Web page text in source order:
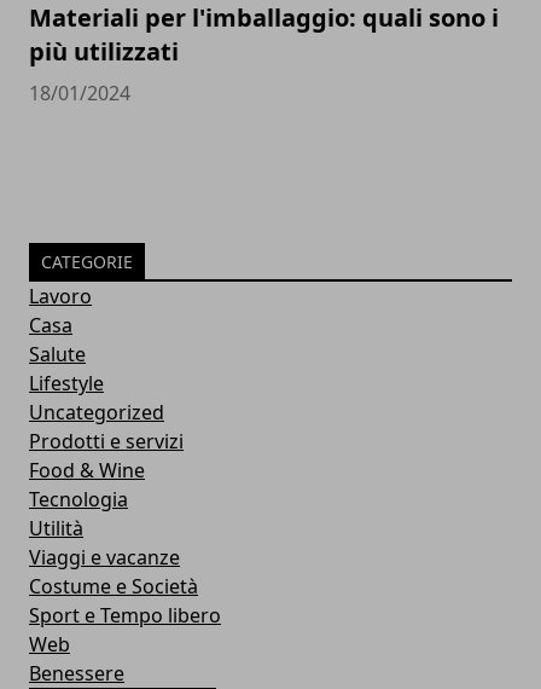
Materiali per l'imballaggio: quali sono i
più utilizzati
18/01/2024
CATEGORIE
Lavoro
Casa
Salute
Lifestyle
Uncategorized
Prodotti e servizi
Food & Wine
Tecnologia
Utilità
Viaggi e vacanze
Costume e Società
Sport e Tempo libero
Web
Benessere